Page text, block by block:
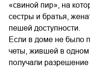
«свиной пир», на
сестры и братья,
пешей доступности.
Если в доме не было
четы, жившей в одном
получали